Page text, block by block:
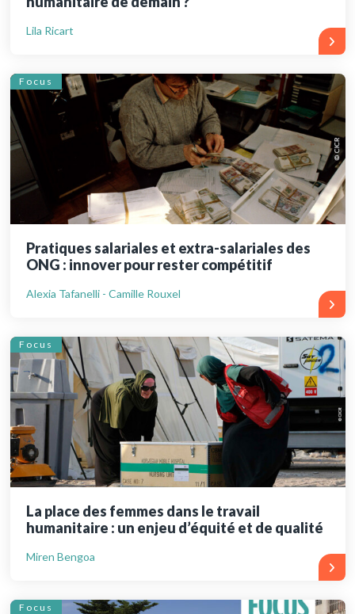
Lila Ricart
Focus
Pratiques salariales et extra-salariales des
ONG : innover pour rester compétitif
Alexia Tafanelli - Camille Rouxel
Focus
La place des femmes dans le travail
humanitaire : un enjeu d’équité et de qualité
Miren Bengoa
Focus